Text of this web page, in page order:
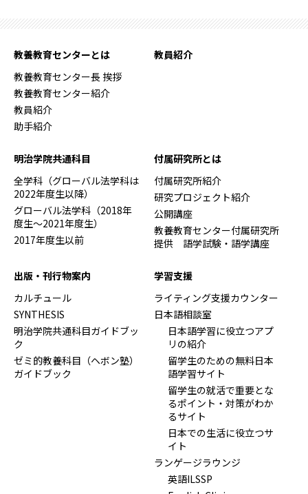
教養教育センターとは
教養教育センター長 挨拶
教養教育センター紹介
教員紹介
助手紹介
教員紹介
明治学院共通科目
全学科（グローバル法学科は
2022年度生以降）
グローバル法学科（2018年
度生～2021年度生）
2017年度生以前
付属研究所とは
付属研究所紹介
研究プロジェクト紹介
公開講座
教養教育センター付属研究所
提供 語学試験・語学講座
出版・刊行物案内
カルチュール
SYNTHESIS
明治学院共通科目ガイドブッ
ク
ゼミ的教養科目（ヘボン塾）
ガイドブック
学習支援
ライティング支援カウンター
日本語相談室
日本語学習に役立つアプ
リの紹介
留学生のための無料日本
語学習サイト
留学生の就活で重要とな
るポイント・対策がわか
るサイト
日本での生活に役立つサ
イト
ランゲージラウンジ
英語ILSSP